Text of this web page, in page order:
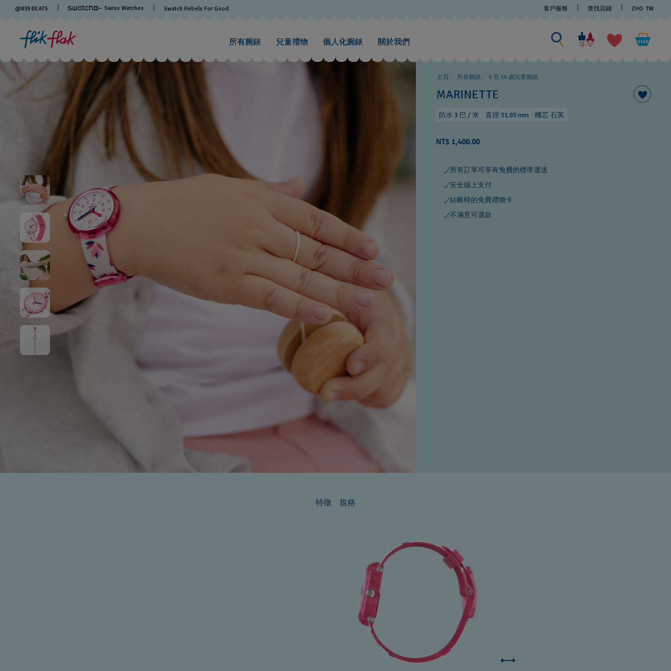
@839 BEATS — Swiss Watches Swatch Rebels For Good 客戶服務 查找店鋪 ZHO TW
所有腕錶 兒童禮物 個人化腕錶 關於我們
尋
找
商
主頁 所有腕錶 6 至 10 歲兒童腕錶
MARINETTE
防水 3 巴 / 米 直徑 31.85 mm 機芯 石英
NT$ 1,400.00
所有訂單可享有免費的標準運送
安全線上支付
結帳時的免費禮物卡
不滿意可退款
特徵 規格